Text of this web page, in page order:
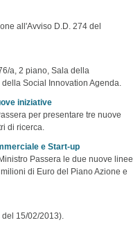
all'Avviso D.D. 274 del
a, 2 piano, Sala della
Social Innovation Agenda.
iniziative
per presentare tre nuove
di ricerca.
e Start-up
Passera le due nuove linee
di Euro del Piano Azione e
15/02/2013).